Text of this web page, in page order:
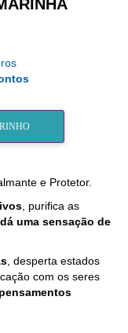
e Protetor.
, purifica as
dá uma sensação de
, desperta estados
com os seres